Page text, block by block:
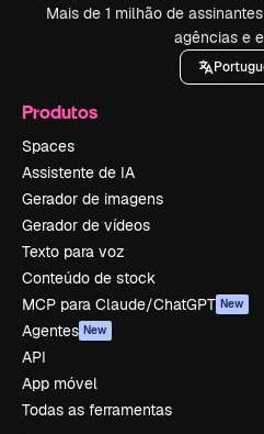
Mais de 1 milhão de
agências e
Produtos
Spaces
Assistente de IA
Gerador de imagens
Gerador de vídeos
Texto para voz
Conteúdo de stock
MCP para Claude/ChatGPT New
Agentes New
API
App móvel
Todas as ferramentas